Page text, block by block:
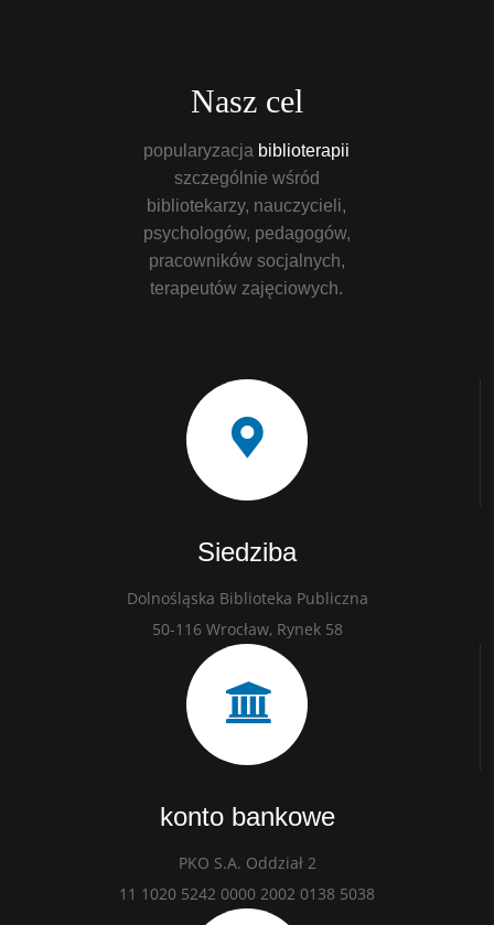
Nasz cel
popularyzacja biblioterapii
szczególnie wśród
bibliotekarzy, nauczycieli,
psychologów, pedagogów,
pracowników socjalnych,
terapeutów zajęciowych.
Siedziba
Dolnośląska Biblioteka Publiczna
50-116 Wrocław, Rynek 58
konto bankowe
PKO S.A. Oddział 2
11 1020 5242 0000 2002 0138 5038